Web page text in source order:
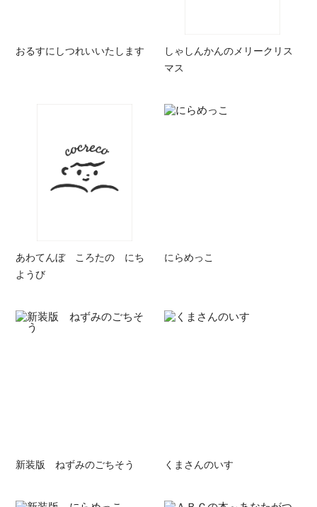
おるすにしつれいいたします
しゃしんかんのメリークリス
マス
あわてんぼ ころたの にち
ようび
にらめっこ
新装版 ねずみのごちそう くまさんのいす